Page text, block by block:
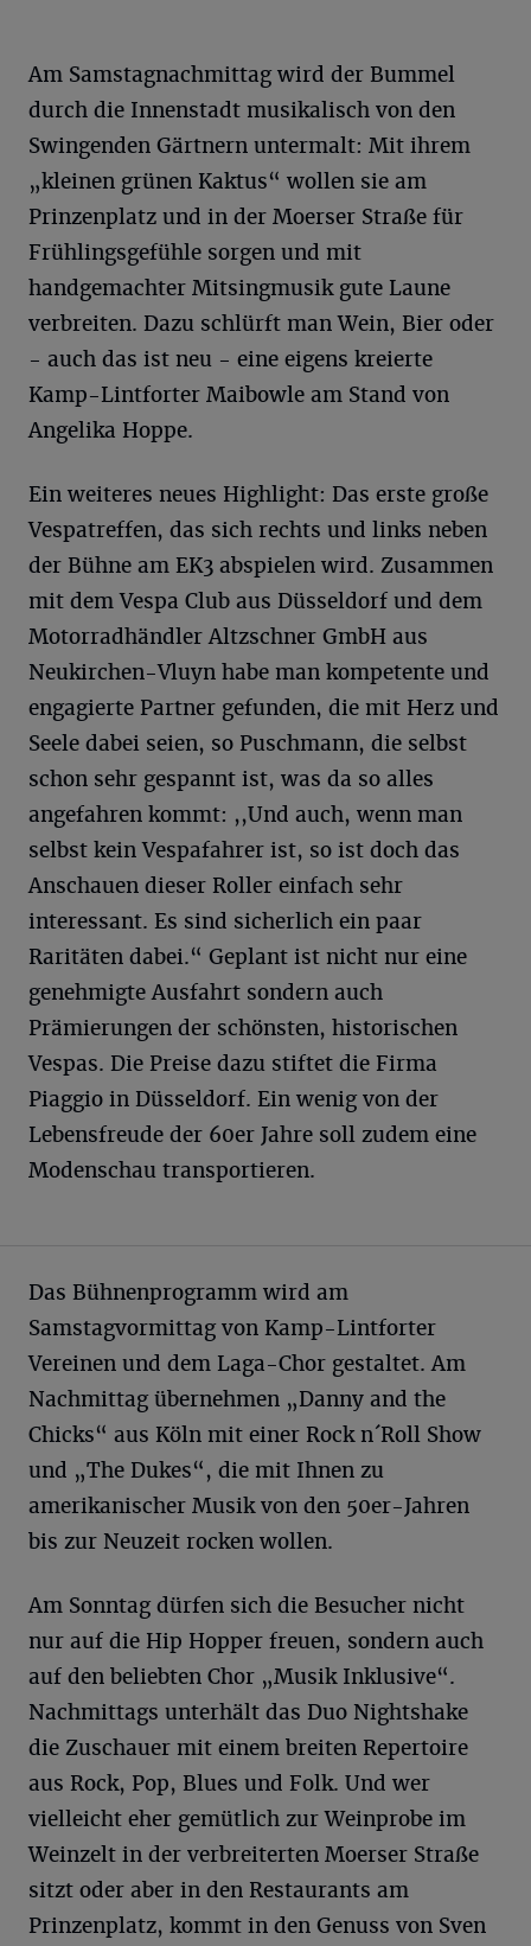
Am Samstagnachmittag wird der Bummel
durch die Innenstadt musikalisch von den
Swingenden Gärtnern untermalt: Mit ihrem
„kleinen grünen Kaktus“ wollen sie am
Prinzenplatz und in der Moerser Straße für
Frühlingsgefühle sorgen und mit
handgemachter Mitsingmusik gute Laune
verbreiten. Dazu schlürft man Wein, Bier oder
- auch das ist neu - eine eigens kreierte
Kamp-Lintforter Maibowle am Stand von
Angelika Hoppe.
Ein weiteres neues Highlight: Das erste große
Vespatreffen, das sich rechts und links neben
der Bühne am EK3 abspielen wird. Zusammen
mit dem Vespa Club aus Düsseldorf und dem
Motorradhändler Altzschner GmbH aus
Neukirchen-Vluyn habe man kompetente und
engagierte Partner gefunden, die mit Herz und
Seele dabei seien, so Puschmann, die selbst
schon sehr gespannt ist, was da so alles
angefahren kommt: ,,Und auch, wenn man
selbst kein Vespafahrer ist, so ist doch das
Anschauen dieser Roller einfach sehr
interessant. Es sind sicherlich ein paar
Raritäten dabei.“ Geplant ist nicht nur eine
genehmigte Ausfahrt sondern auch
Prämierungen der schönsten, historischen
Vespas. Die Preise dazu stiftet die Firma
Piaggio in Düsseldorf. Ein wenig von der
Lebensfreude der 60er Jahre soll zudem eine
Modenschau transportieren.
Das Bühnenprogramm wird am
Samstagvormittag von Kamp-Lintforter
Vereinen und dem Laga-Chor gestaltet. Am
Nachmittag übernehmen „Danny and the
Chicks“ aus Köln mit einer Rock n´Roll Show
und „The Dukes“, die mit Ihnen zu
amerikanischer Musik von den 50er-Jahren
bis zur Neuzeit rocken wollen.
Am Sonntag dürfen sich die Besucher nicht
nur auf die Hip Hopper freuen, sondern auch
auf den beliebten Chor „Musik Inklusive“.
Nachmittags unterhält das Duo Nightshake
die Zuschauer mit einem breiten Repertoire
aus Rock, Pop, Blues und Folk. Und wer
vielleicht eher gemütlich zur Weinprobe im
Weinzelt in der verbreiterten Moerser Straße
sitzt oder aber in den Restaurants am
Prinzenplatz, kommt in den Genuss von Sven